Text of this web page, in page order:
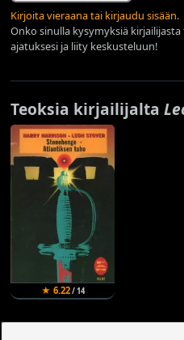
Kirjoita vieraana tai kirjaudu sisään.
Onko sinulla kysymyksiä
ajatuksesi ja liity keskusteluun!
Teoksia kirjailijalta
★ 6.22/ 14